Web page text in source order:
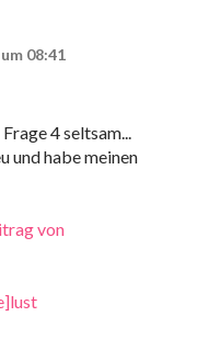
08:41
4 seltsam...
und habe meinen
von